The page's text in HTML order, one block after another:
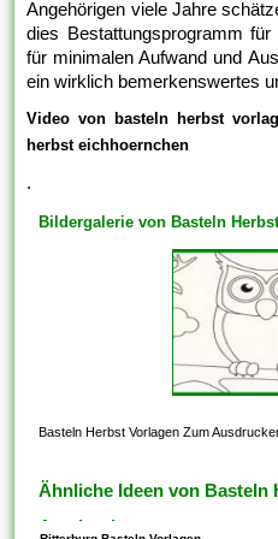
Angehörigen viele Jahre
dies Bestattungsprogramm
für minimalen Aufwand und
ein wirklich bemerkenswertes
Video von basteln herbst
herbst eichhoernchen
.
Bildergalerie von Basteln
Basteln Herbst Vorlagen Zum
Ähnliche Ideen von Basteln
Ausdrucken